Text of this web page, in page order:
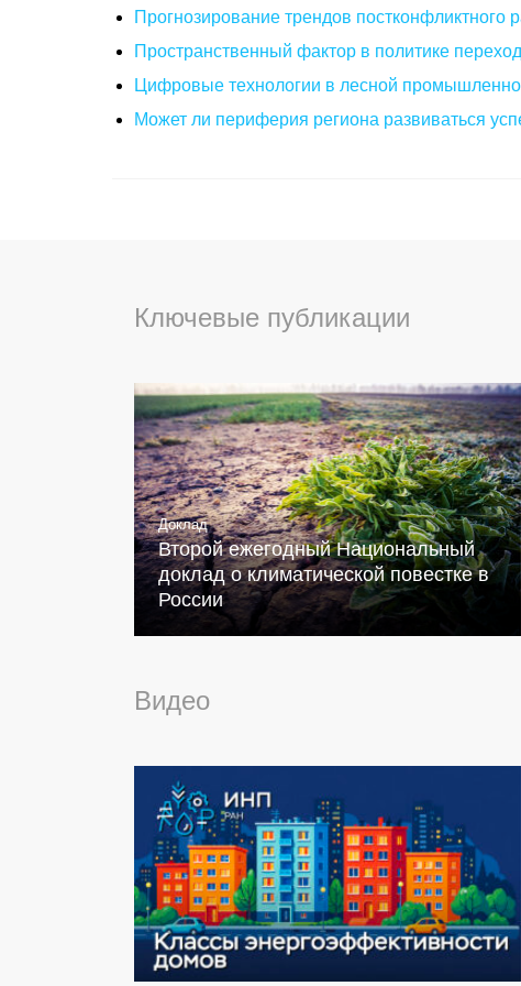
Прогнозирование трендов постконфликтного
Пространственный фактор в политике
Цифровые технологии в лесной
Может ли периферия региона развиваться
Ключевые публикации
Доклад
Второй ежегодный Национальный
доклад о климатической повестке в
России
Видео